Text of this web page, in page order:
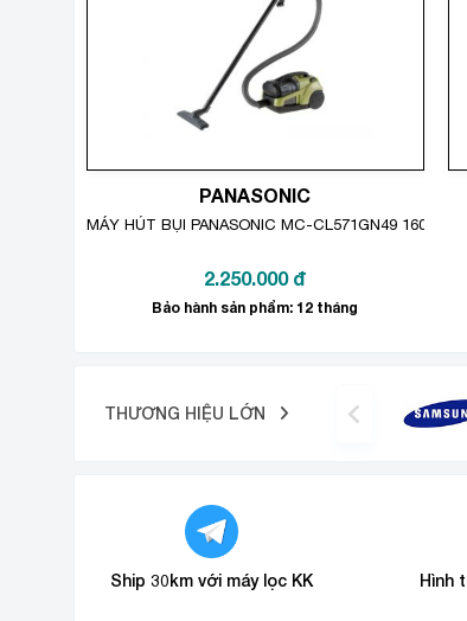
PANASONIC
MÁY HÚT BỤI PANASONIC MC-CL571GN49 1600W
2.250.000 đ
Bảo hành sản phẩm: 12 tháng
THƯƠNG HIỆU LỚN
Ship 30km với máy lọc KK Hình